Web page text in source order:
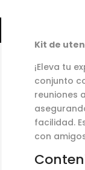
Kit de
¡Eleva tu
conjunto
reuniones
facilidad.
con